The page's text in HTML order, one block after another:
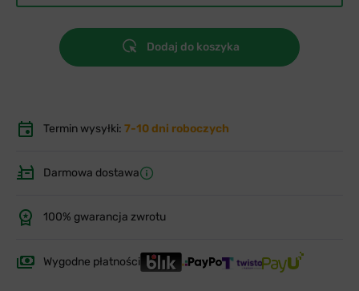
Dodaj do koszyka
Termin wysyłki: 7-10 dni roboczych
Darmowa dostawa
100% gwarancja zwrotu
Wygodne płatności